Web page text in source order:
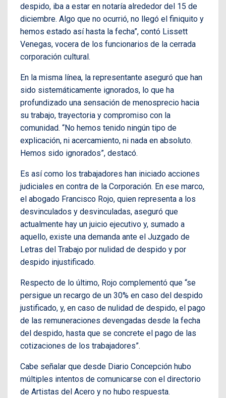
despido, iba a estar en notaría alrededor del 15 de
diciembre. Algo que no ocurrió, no llegó el finiquito y
hemos estado así hasta la fecha”, contó Lissett
Venegas, vocera de los funcionarios de la cerrada
corporación cultural.
En la misma línea, la representante aseguró que han
sido sistemáticamente ignorados, lo que ha
profundizado una sensación de menosprecio hacia
su trabajo, trayectoria y compromiso con la
comunidad. “No hemos tenido ningún tipo de
explicación, ni acercamiento, ni nada en absoluto.
Hemos sido ignorados”, destacó.
Es así como los trabajadores han iniciado acciones
judiciales en contra de la Corporación. En ese marco,
el abogado Francisco Rojo, quien representa a los
desvinculados y desvinculadas, aseguró que
actualmente hay un juicio ejecutivo y, sumado a
aquello, existe una demanda ante el Juzgado de
Letras del Trabajo por nulidad de despido y por
despido injustificado.
Respecto de lo último, Rojo complementó que “se
persigue un recargo de un 30% en caso del despido
justificado, y, en caso de nulidad de despido, el pago
de las remuneraciones devengadas desde la fecha
del despido, hasta que se concrete el pago de las
cotizaciones de los trabajadores”.
Cabe señalar que desde Diario Concepción hubo
múltiples intentos de comunicarse con el directorio
de Artistas del Acero y no hubo respuesta.